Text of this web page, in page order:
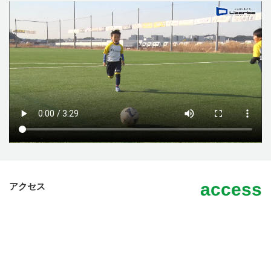
アクセス access